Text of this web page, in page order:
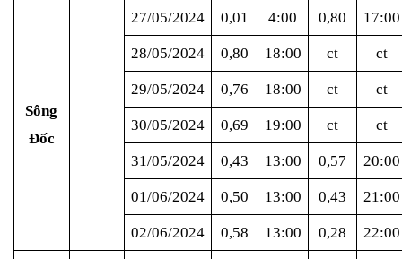
Sông
Đốc
27/05/2024 0,01 4:00 0,80 17:00
28/05/2024 0,80 18:00 ct ct
29/05/2024 0,76 18:00 ct ct
30/05/2024 0,69 19:00 ct ct
31/05/2024 0,43 13:00 0,57 20:00
01/06/2024 0,50 13:00 0,43 21:00
02/06/2024 0,58 13:00 0,28 22:00